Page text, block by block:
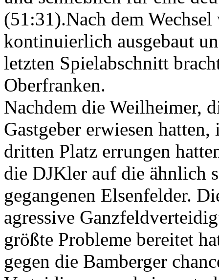
(51:31).Nach dem
kontinuierlich ausgebaut
letzten Spielabschnitt
Oberfranken.
Nachdem die Weilheimer,
Gastgeber erwiesen
dritten Platz errungen
die DJKler auf die ähnlich
gegangenen Elsenfelder.
agressive
größte Probleme bereitet
gegen die Bamberger